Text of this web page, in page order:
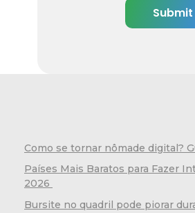
Como se tornar nômade digital?
Países Mais Baratos para Fazer
2026
Bursite no quadril pode piorar